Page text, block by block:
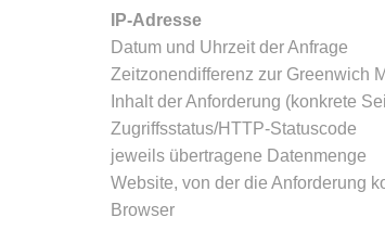
IP-Adresse
Datum und Uhrzeit der Anfrage
Zeitzonendifferenz zur Greenwich
Inhalt der Anforderung (konkrete
Zugriffsstatus/HTTP-Statuscode
jeweils übertragene Datenmenge
Website, von der die Anforderung
Browser